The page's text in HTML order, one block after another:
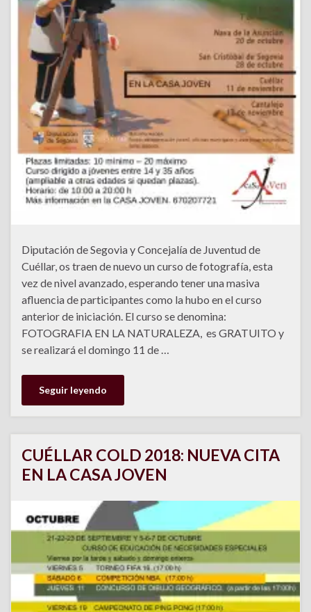
Diputación de Segovia y Concejalía de Juventud de
Cuéllar, os traen de nuevo un curso de fotografía, esta
vez de nivel avanzado, esperando tener una masiva
afluencia de participantes como la hubo en el curso
anterior de iniciación. El curso se denomina:
FOTOGRAFIA EN LA NATURALEZA, es GRATUITO y
se realizará el domingo 11 de …
Seguir leyendo
CUÉLLAR COLD 2018: NUEVA CITA
EN LA CASA JOVEN